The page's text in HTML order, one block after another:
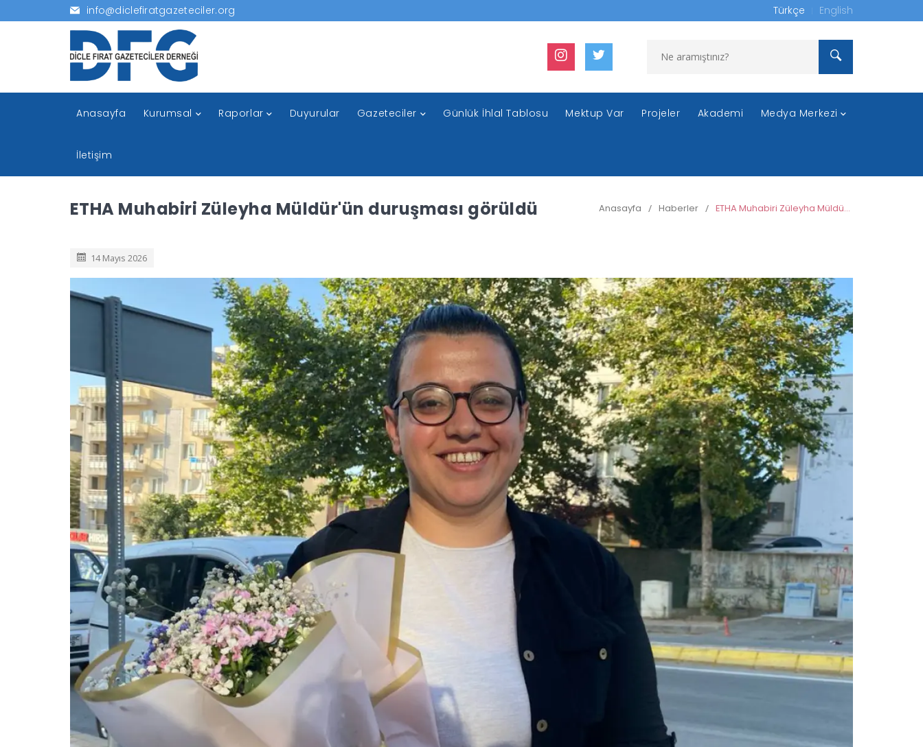
info@diclefiratgazeteciler.org Türkçe English
Anasayfa Kurumsal Raporlar Duyurular Gazeteciler Günlük İhlal Tablosu Mektup Var Projeler Akademi Medya Merkezi
İletişim
ETHA Muhabiri Züleyha Müldür'ün duruşması görüldü Anasayfa / Haberler / ETHA Muhabiri Züleyha Müldür'ün duruşması görüldü
14 Mayıs 2026